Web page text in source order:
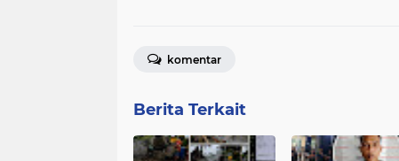
komentar
Berita Terkait